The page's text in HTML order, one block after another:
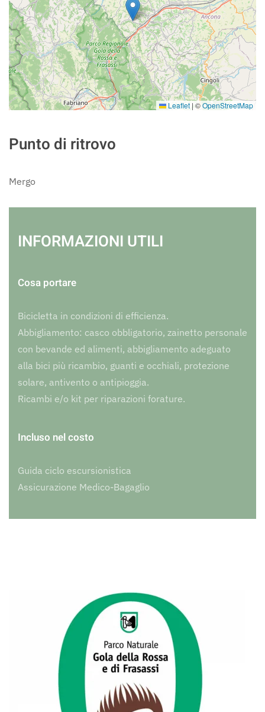
Leaflet | ©OpenStreetMap
Punto di ritrovo
Mergo
INFORMAZIONI UTILI
Cosa portare
Bicicletta in condizioni di efficienza.
Abbigliamento: casco obbligatorio, zainetto personale
con bevande ed alimenti, abbigliamento adeguato
alla bici più ricambio, guanti e occhiali, protezione
solare, antivento o antipioggia.
Ricambi e/o kit per riparazioni forature.
Incluso nel costo
Guida ciclo escursionistica
Assicurazione Medico-Bagaglio